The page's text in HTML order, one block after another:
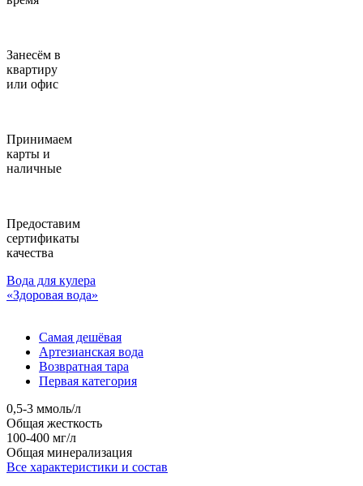
Занесём в
квартиру
или офис
Принимаем
карты и
наличные
Предоставим
сертификаты
качества
Вода для кулера
«Здоровая вода»
Самая дешёвая
Артезианская вода
Возвратная тара
Первая категория
0,5-3 ммоль/л
Общая жесткость
100-400 мг/л
Общая минерализация
Все характеристики и состав